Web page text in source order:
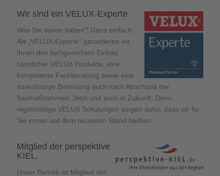
Wir sind ein VELUX-Experte
Was Sie davon haben? Ganz einfach:
Als „VELUX-Experte“ garantieren wir
Ihnen den fachgerechten Einbau
sämtlicher VELUX Produkte, eine
kompetente Fachberatung sowie eine
zuverlässige Betreuung auch nach Abschluss der
Baumaßnahmen. Jetzt und auch in Zukunft: Denn
regelmäßige VELUX Schulungen sorgen dafür, dass wir für
Sie immer auf dem neuesten Stand bleiben.
Mitglied der perspektive
KIEL.
Unser Betrieb ist Mitglied der